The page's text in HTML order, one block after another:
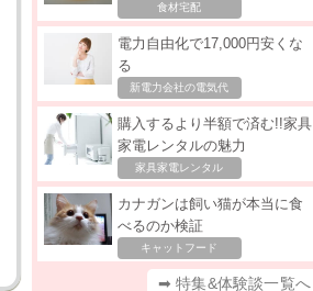
食材宅配
電力自由化で17,000円安くな
る
新電力会社の電気代
購入するより半額で済む!!家具
家電レンタルの魅力
家具家電レンタル
カナガンは飼い猫が本当に食
べるのか検証
キャットフード
➡ 特集&体験談一覧へ